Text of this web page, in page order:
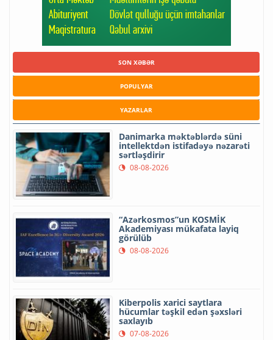
SON XƏBƏR
POPULYAR
YAZARLAR
Danimarka məktəblərdə süni
intellektdən istifadəyə nəzarəti
sərtləşdirir
08-08-2026
“Azərkosmos”un KOSMİK
Akademiyası mükafata layiq
görülüb
08-08-2026
Kiberpolis xarici saytlara
hücumlar təşkil edən şəxsləri
saxlayıb
07-08-2026